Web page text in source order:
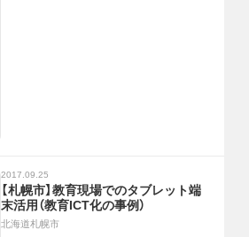
2017.09.25
【札幌市】教育現場でのタブレット端
末活用（教育ICT化の事例）
北海道札幌市